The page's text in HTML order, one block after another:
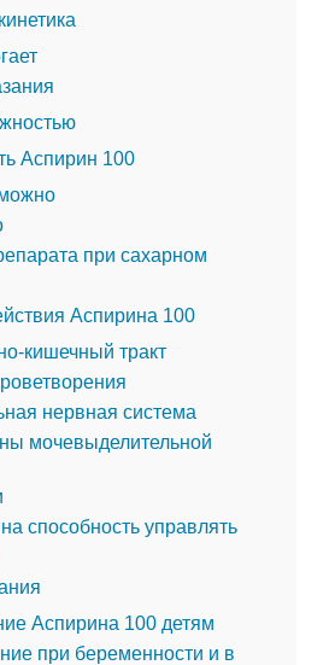
Аспирин 100
при сахарном
Аспирина 100
кишечный тракт
нервная система
мочевыделительной
способность управлять
Аспирина 100 детям
при беременности и в